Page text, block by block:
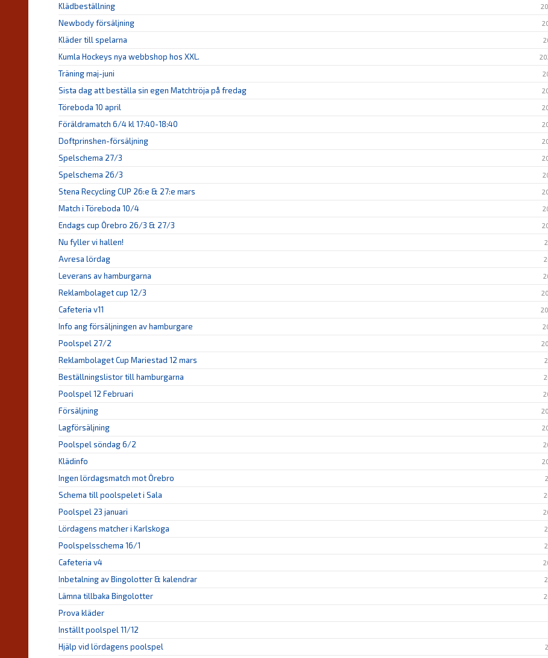
Klädbeställning
Newbody försäljning
Kläder till spelarna
Kumla Hockeys nya webbshop hos XXL.
Träning maj-juni
Sista dag att beställa sin egen Matchtröja på fredag
Töreboda 10 april
Föräldramatch 6/4 kl 17:40-18:40
Doftprinshen-försäljning
Spelschema 27/3
Spelschema 26/3
Stena Recycling CUP 26:e & 27:e mars
Match i Töreboda 10/4
Endags cup Örebro 26/3 & 27/3
Nu fyller vi hallen!
Avresa lördag
Leverans av hamburgarna
Reklambolaget cup 12/3
Cafeteria v11
Info ang försäljningen av hamburgare
Poolspel 27/2
Reklambolaget Cup Mariestad 12 mars
Beställningslistor till hamburgarna
Poolspel 12 Februari
Försäljning
Lagförsäljning
Poolspel söndag 6/2
Klädinfo
Ingen lördagsmatch mot Örebro
Schema till poolspelet i Sala
Poolspel 23 januari
Lördagens matcher i Karlskoga
Poolspelsschema 16/1
Cafeteria v4
Inbetalning av Bingolotter & kalendrar
Lämna tillbaka Bingolotter
Prova kläder
Inställt poolspel 11/12
Hjälp vid lördagens poolspel